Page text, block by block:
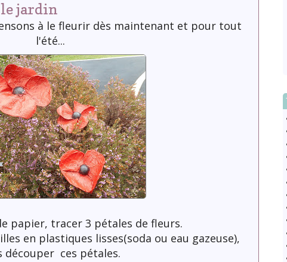
jardin
à le fleurir dès maintenant et pour tout
l'été...
papier, tracer 3 pétales de fleurs.
en plastiques lisses(soda ou eau gazeuse),
découper ces pétales.